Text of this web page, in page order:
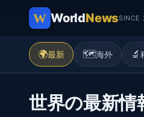
WorldNewsSINCE
🌍最新 🗺️海外 🔬
世界の最新情